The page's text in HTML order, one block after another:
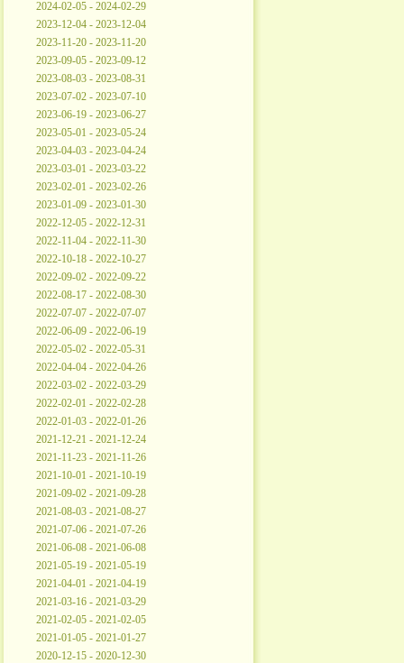
2024-02-05 - 2024-02-29
2023-12-04 - 2023-12-04
2023-11-20 - 2023-11-20
2023-09-05 - 2023-09-12
2023-08-03 - 2023-08-31
2023-07-02 - 2023-07-10
2023-06-19 - 2023-06-27
2023-05-01 - 2023-05-24
2023-04-03 - 2023-04-24
2023-03-01 - 2023-03-22
2023-02-01 - 2023-02-26
2023-01-09 - 2023-01-30
2022-12-05 - 2022-12-31
2022-11-04 - 2022-11-30
2022-10-18 - 2022-10-27
2022-09-02 - 2022-09-22
2022-08-17 - 2022-08-30
2022-07-07 - 2022-07-07
2022-06-09 - 2022-06-19
2022-05-02 - 2022-05-31
2022-04-04 - 2022-04-26
2022-03-02 - 2022-03-29
2022-02-01 - 2022-02-28
2022-01-03 - 2022-01-26
2021-12-21 - 2021-12-24
2021-11-23 - 2021-11-26
2021-10-01 - 2021-10-19
2021-09-02 - 2021-09-28
2021-08-03 - 2021-08-27
2021-07-06 - 2021-07-26
2021-06-08 - 2021-06-08
2021-05-19 - 2021-05-19
2021-04-01 - 2021-04-19
2021-03-16 - 2021-03-29
2021-02-05 - 2021-02-05
2021-01-05 - 2021-01-27
2020-12-15 - 2020-12-30